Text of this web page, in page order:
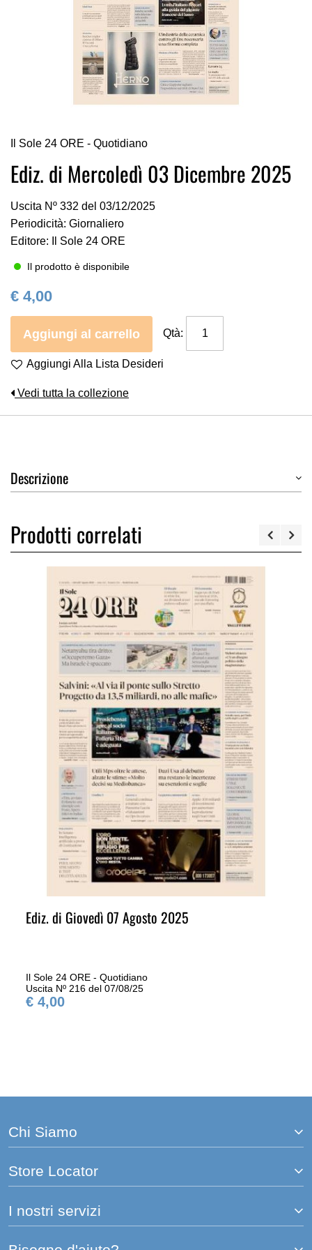
all'inizio
della
galleria
immagini
Il Sole 24 ORE - Quotidiano
Ediz. di Mercoledì 03 Dicembre 2025
Uscita Nº 332 del 03/12/2025
Periodicità: Giornaliero
Editore: Il Sole 24 ORE
Il prodotto è disponibile
€ 4,00
Aggiungi al carrello Qtà:
Aggiungi Alla Lista Desideri
Vedi tutta la collezione
Descrizione
Prodotti correlati
Ediz. di Giovedì 07 Agosto 2025
Il Sole 24 ORE - Quotidiano
Uscita Nº 216 del 07/08/25
€ 4,00
Chi Siamo
Store Locator
I nostri servizi